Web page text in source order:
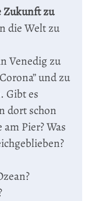
Zukunft zu
die Welt zu
Venedig zu
und zu
Gibt es
dort schon
Pier? Was